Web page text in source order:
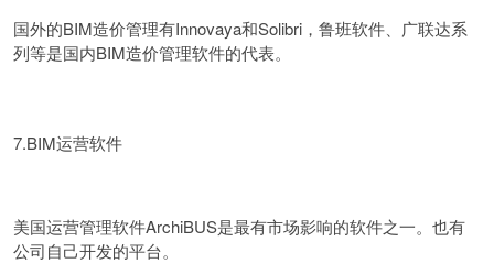
国外的BIM造价管理有Innovaya和Solibri，鲁班软件、广联达系
列等是国内BIM造价管理软件的代表。
7.BIM运营软件
美国运营管理软件ArchiBUS是最有市场影响的软件之一。也有
公司自己开发的平台。